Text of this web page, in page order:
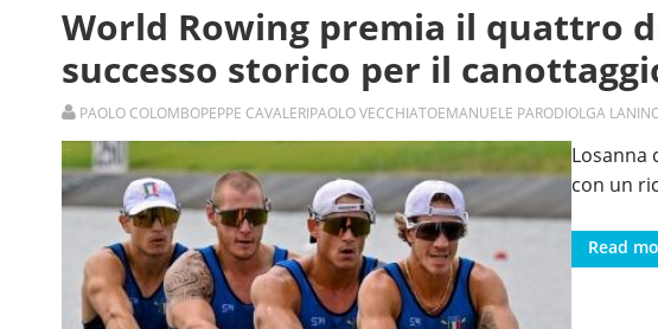
World Rowing premia il quattro
successo storico per il
PAOLO COLOMBOPEPPE CAVALERIPAOLO VECCHIATOEMANUELE PARODIOLGA
Losanna
con un
Read